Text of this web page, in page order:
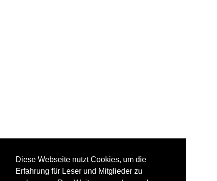
Diese Webseite nutzt Cookies, um die
Erfahrung für Leser und Mitglieder zu